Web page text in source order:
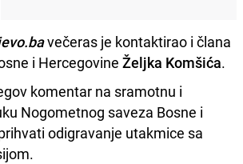
večeras je kontaktirao i člana
i Hercegovine Željka Komšića.
komentar na sramotnu i
Nogometnog saveza Bosne i
odigravanje utakmice sa